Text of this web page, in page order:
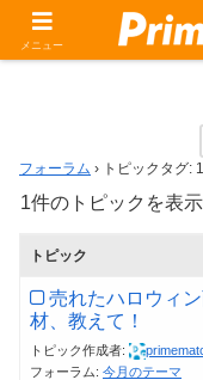
トピックタグ:
フォーラム › トピックタグ:
1件のトピックを表
トピック
売れたハロウィ
材、教えて！
トピック作成者:
フォーラム: 今月のテーマ
メニュー